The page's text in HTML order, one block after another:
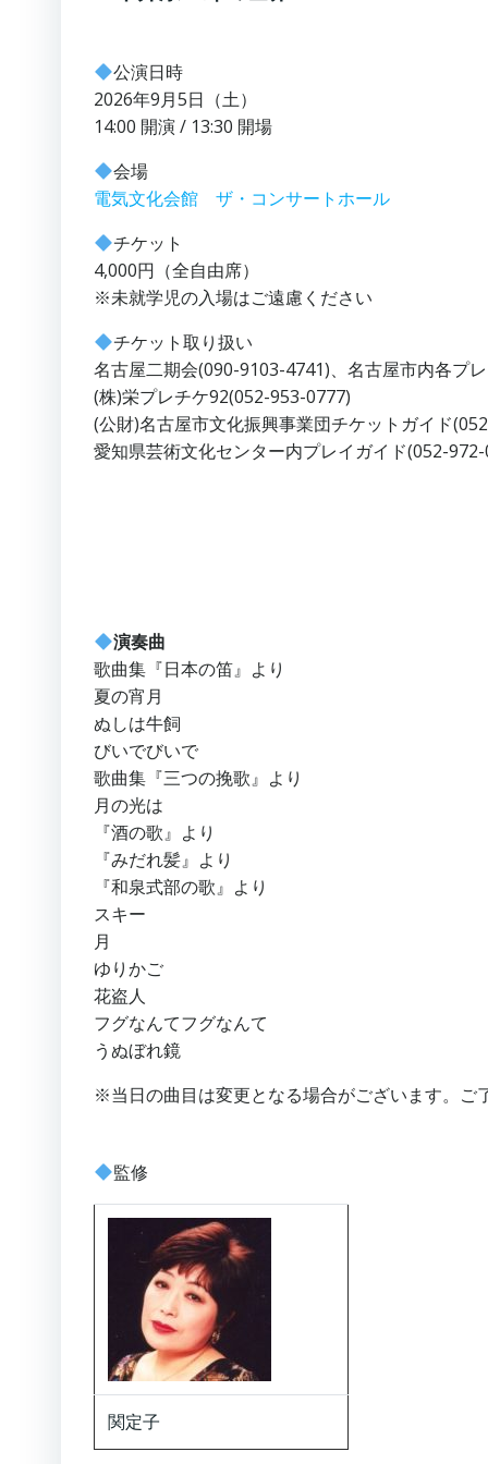
公演日時
2026年9月5日（土）
14:00 開演 / 13:30 開場
会場
電気文化会館 ザ・コンサートホール
チケット
4,000円（全自由席）
※未就学児の入場はご遠慮ください
チケット取り扱い
名古屋二期会(090-9103-4741)、名古屋市内各プ
(株)栄プレチケ92(052-953-0777)
(公財)名古屋市文化振興事業団チケットガイド
愛知県芸術文化センター内プレイガイド(052-972-
演奏曲
歌曲集『日本の笛』より
夏の宵月
ぬしは牛飼
びいでびいで
歌曲集『三つの挽歌』より
月の光は
『酒の歌』より
『みだれ髪』より
『和泉式部の歌』より
スキー
月
ゆりかご
花盗人
フグなんてフグなんて
うぬぼれ鏡
※当日の曲目は変更となる場合がございます。ご
監修
関定子